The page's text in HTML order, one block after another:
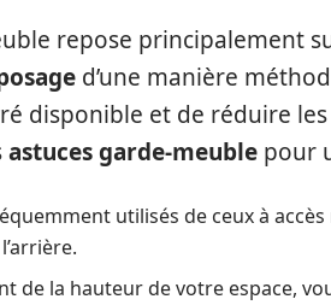
repose principalement
d’une manière
disponible et de réduire les
astuces garde-meuble pour
utilisés de ceux à
de la hauteur de votre espace,